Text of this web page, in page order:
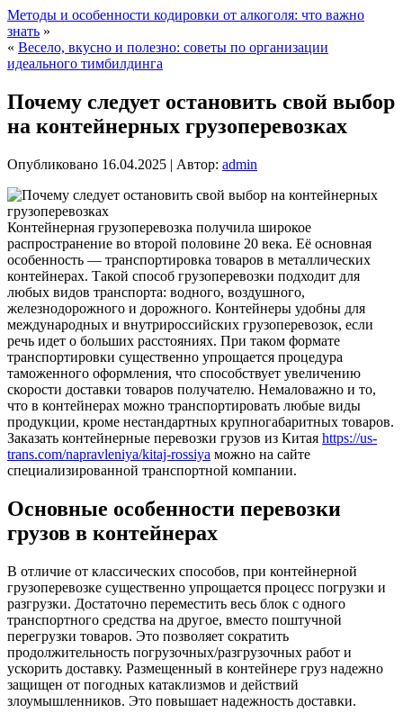
Методы и особенности кодировки от алкоголя: что важно
знать »
« Весело, вкусно и полезно: советы по организации
идеального тимбилдинга
Почему следует остановить свой выбор
на контейнерных грузоперевозках
Опубликовано 16.04.2025 | Автор: admin
Контейнерная грузоперевозка получила широкое
распространение во второй половине 20 века. Её основная
особенность — транспортировка товаров в металлических
контейнерах. Такой способ грузоперевозки подходит для
любых видов транспорта: водного, воздушного,
железнодорожного и дорожного. Контейнеры удобны для
международных и внутрироссийских грузоперевозок, если
речь идет о больших расстояниях. При таком формате
транспортировки существенно упрощается процедура
таможенного оформления, что способствует увеличению
скорости доставки товаров получателю. Немаловажно и то,
что в контейнерах можно транспортировать любые виды
продукции, кроме нестандартных крупногабаритных товаров.
Заказать контейнерные перевозки грузов из Китая https://us-
trans.com/napravleniya/kitaj-rossiya можно на сайте
специализированной транспортной компании.
Основные особенности перевозки
грузов в контейнерах
В отличие от классических способов, при контейнерной
грузоперевозке существенно упрощается процесс погрузки и
разгрузки. Достаточно переместить весь блок с одного
транспортного средства на другое, вместо поштучной
перегрузки товаров. Это позволяет сократить
продолжительность погрузочных/разгрузочных работ и
ускорить доставку. Размещенный в контейнере груз надежно
защищен от погодных катаклизмов и действий
злоумышленников. Это повышает надежность доставки.